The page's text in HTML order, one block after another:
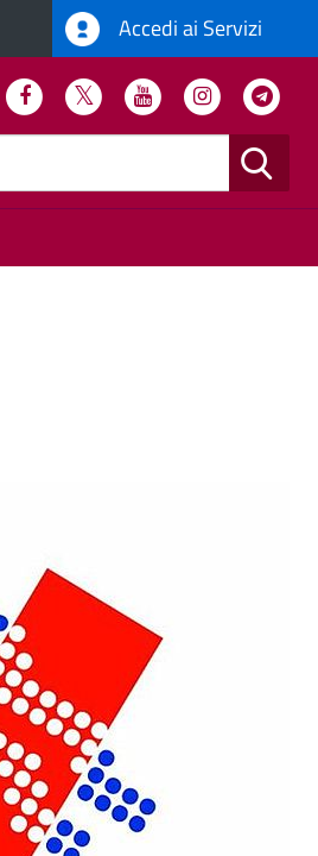
Accedi ai Servizi
FacebookTwitter Youtube Instagram